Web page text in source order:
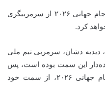
تهران ورزشی: دیدیه دشان پس از جام جهانی ۲۰۲۶ از سرمربیگری
کرد.
دیدیه دشان، سرمربی تیم ملی
فرانسه که از سال ۲۰۱۲ عهده‌دار این سمت بوده است، پس
از پایان قراردادش یعنی پس از جام جهانی ۲۰۲۶، از سمت خود